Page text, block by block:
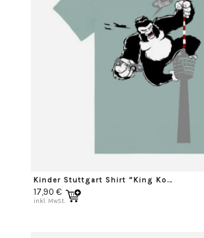
Kinder Stuttgart Shirt “King Kong”
17,90 €
inkl. MwSt.